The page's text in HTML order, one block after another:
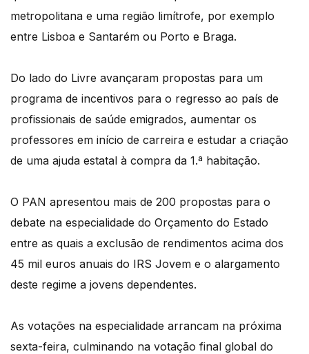
metropolitana e uma região limítrofe, por exemplo
entre Lisboa e Santarém ou Porto e Braga.
Do lado do Livre avançaram propostas para um
programa de incentivos para o regresso ao país de
profissionais de saúde emigrados, aumentar os
professores em início de carreira e estudar a criação
de uma ajuda estatal à compra da 1.ª habitação.
O PAN apresentou mais de 200 propostas para o
debate na especialidade do Orçamento do Estado
entre as quais a exclusão de rendimentos acima dos
45 mil euros anuais do IRS Jovem e o alargamento
deste regime a jovens dependentes.
As votações na especialidade arrancam na próxima
sexta-feira, culminando na votação final global do